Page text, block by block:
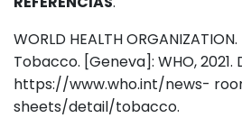
WORLD HEALTH
Tobacco. [Geneva]: WHO, 2021.
https://www.who.int/news-
sheets/detail/tobacco.